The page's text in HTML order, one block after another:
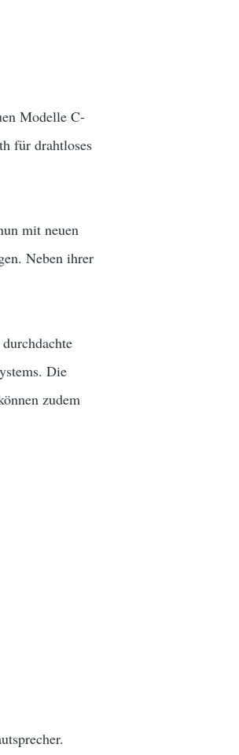
Modelle C-
für drahtloses
mit neuen
Neben ihrer
Die
zudem